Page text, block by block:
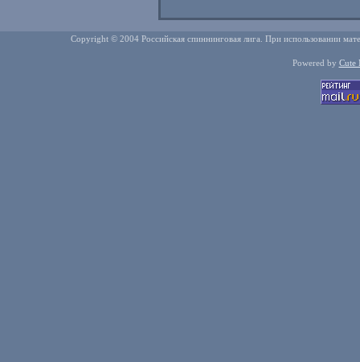
Copyright © 2004 Российская спиннинговая лига. При использовании
Powered by Cute